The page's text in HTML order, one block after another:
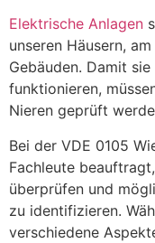
Elektrische Anlagen
unseren Häusern,
Gebäuden. Damit
funktionieren,
Nieren geprüft
Bei der VDE 0105
Fachleute
überprüfen und
zu identifizieren.
verschiedene